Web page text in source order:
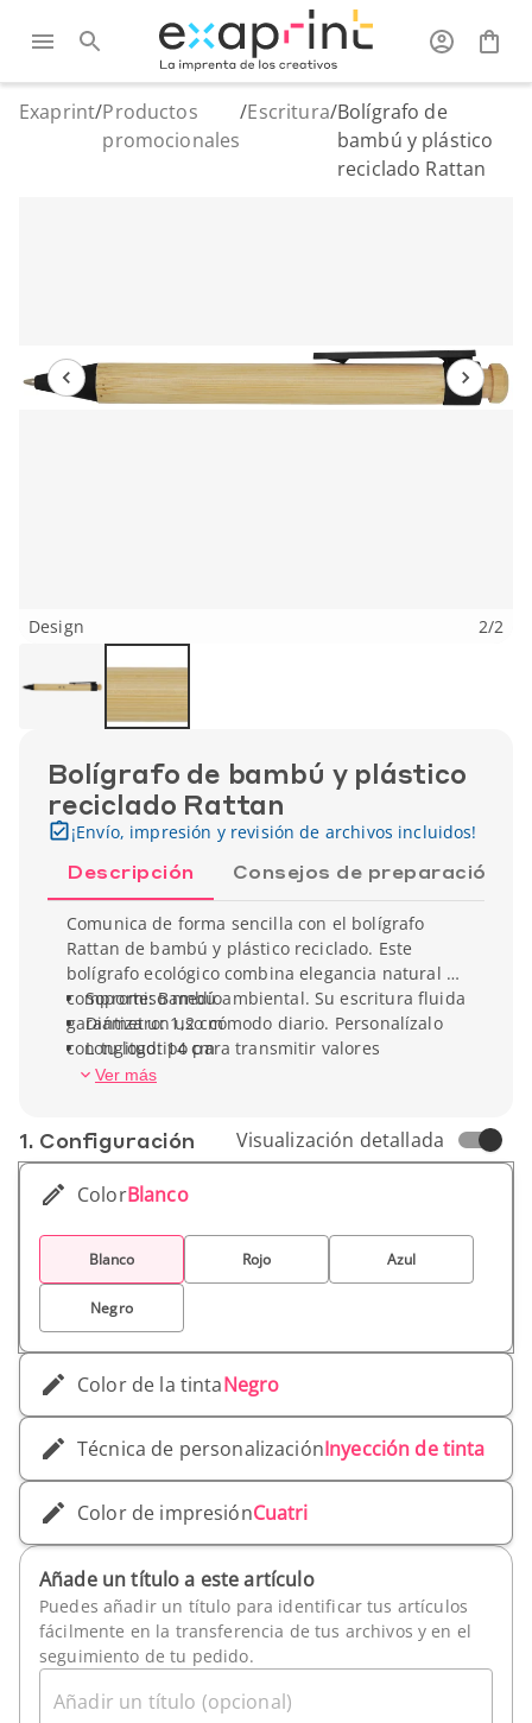
Exaprint/Productos
promocionales
/Escritura/Bolígrafo de
bambú y plástico
reciclado Rattan
Design 2/2
Bolígrafo de bambú y plástico
reciclado Rattan
¡Envío, impresión y revisión de archivos incluidos!
Descripción Consejos de preparación
Comunica de forma sencilla con el bolígrafo
Rattan de bambú y plástico reciclado. Este
bolígrafo ecológico combina elegancia natural y
compromiso medioambiental. Su escritura fluida
garantiza un uso cómodo diario. Personalízalo
con tu logotipo para transmitir valores
sostenibles y reforzar una imagen de empresa
Soporte: Bambú
Diámetro: 1,2 cm
Longitud: 14 cm
Peso unitario: 12 gr
Ver más
1. Conf­iguración Visualización detallada
ColorBlanco
Blanco Rojo Azul
Negro
Color de la tintaNegro
Técnica de personalizaciónInyección de tinta
Color de impresiónCuatri
Añade un título a este artículo
Puedes añadir un título para identificar tus artículos
fácilmente en la transferencia de tus archivos y en el
seguimiento de tu pedido.
Añadir un título (opcional)